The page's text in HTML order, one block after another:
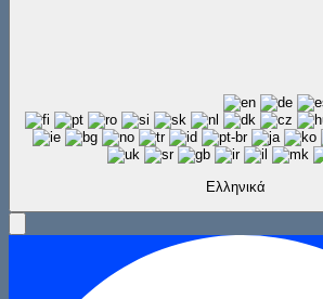
Ελληνικά